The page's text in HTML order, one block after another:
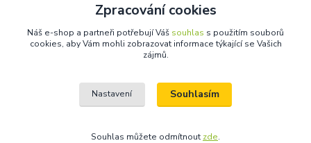
+420 725 889 873
(Po-Ne, 9-18 hod.)
Zpracování cookies
Náš e-shop a partneři potřebují Váš souhlas s použitím souborů
cookies, aby Vám mohli zobrazovat informace týkající se Vašich
zájmů.
Nastavení Souhlasím
Souhlas můžete odmítnout zde.